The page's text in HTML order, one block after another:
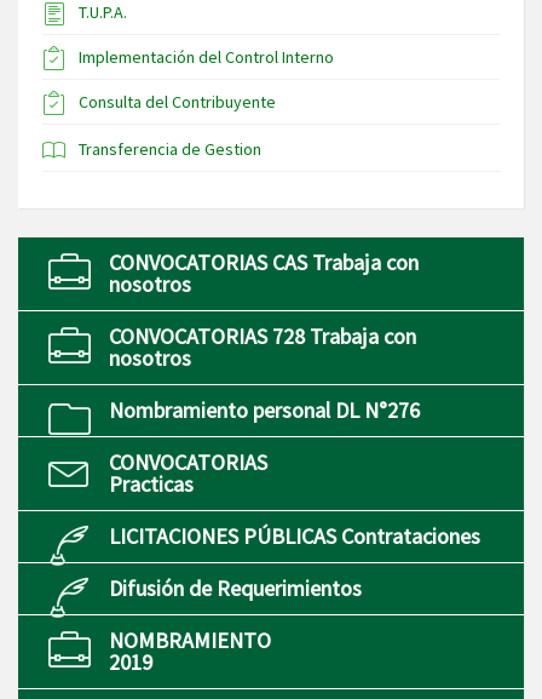
T.U.P.A.
Implementación del Control Interno
Consulta del Contribuyente
Transferencia de Gestion
CONVOCATORIAS CAS Trabaja con
nosotros
CONVOCATORIAS 728 Trabaja con
nosotros
Nombramiento personal DL N°276
CONVOCATORIAS
Practicas
LICITACIONES PÚBLICAS Contrataciones
Difusión de Requerimientos
NOMBRAMIENTO
2019